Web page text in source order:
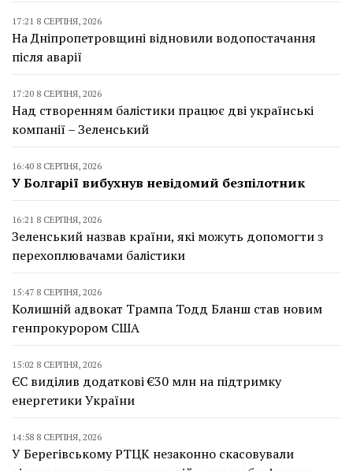
17:21 8 СЕРПНЯ, 2026
На Дніпропетровщині відновили водопостачання
після аварії
17:20 8 СЕРПНЯ, 2026
Над створенням балістики працює дві українські
компанії – Зеленський
16:40 8 СЕРПНЯ, 2026
У Болгарії вибухнув невідомий безпілотник
16:21 8 СЕРПНЯ, 2026
Зеленський назвав країни, які можуть допомогти з
перехоплювачами балістики
15:47 8 СЕРПНЯ, 2026
Колишній адвокат Трампа Тодд Бланш став новим
генпрокурором США
15:02 8 СЕРПНЯ, 2026
ЄС виділив додаткові €30 млн на підтримку
енергетики України
14:58 8 СЕРПНЯ, 2026
У Берегівському РТЦК незаконно скасовували